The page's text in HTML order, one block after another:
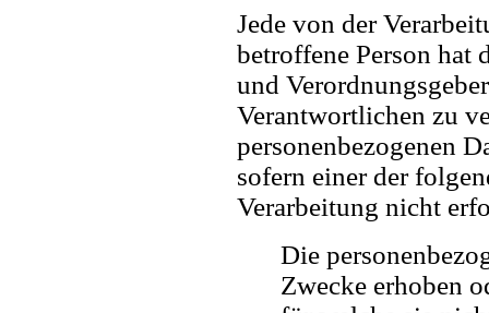
Jede von der
betroffene Person hat
und
Verantwortlichen zu
personenbezogenen
sofern einer der
Verarbeitung nicht
Die
Zwecke erhoben